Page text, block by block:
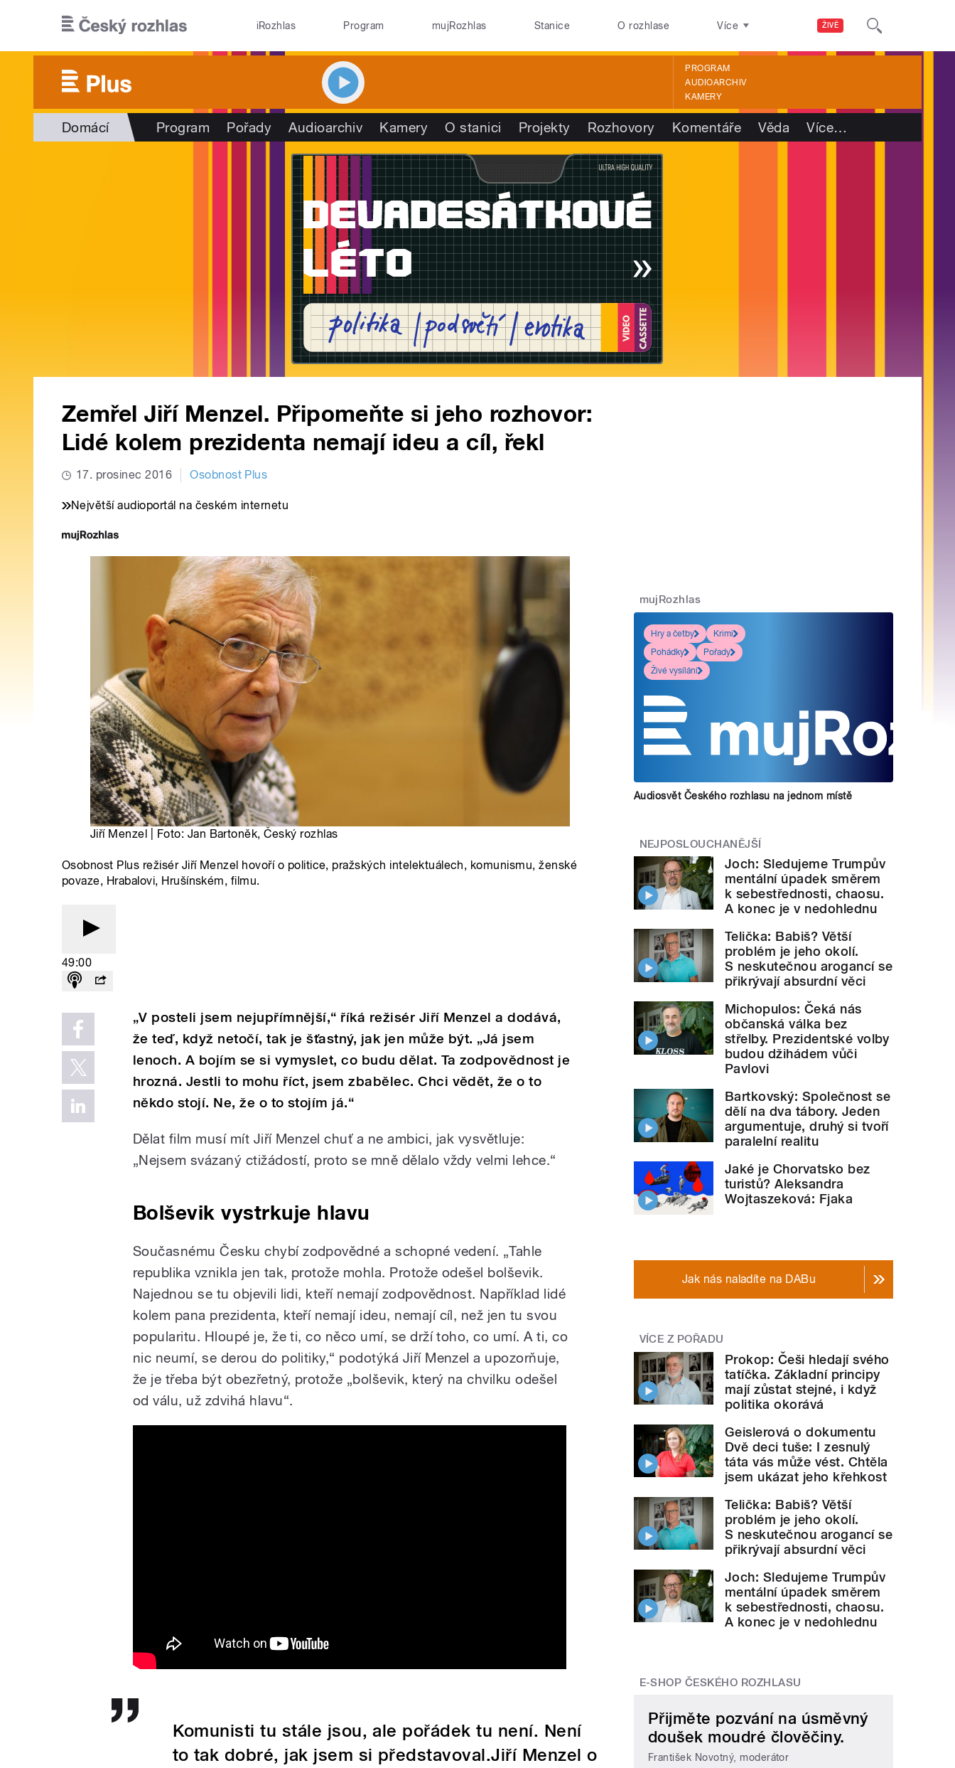
ŽIVĚ
iRozhlas Program mujRozhlas Stanice O rozhlase Více
PROGRAM
AUDIOARCHIV
KAMERY
Domácí Program Pořady Audioarchiv Kamery O stanici Projekty Rozhovory Komentáře Věda Více…
Zemřel Jiří Menzel. Připomeňte si jeho rozhovor:
Lidé kolem prezidenta nemají ideu a cíl, řekl
17. prosinec 2016 Osobnost Plus
Největší audioportál na českém internetu
Jiří Menzel | Foto: Jan Bartoněk, Český rozhlas
Osobnost Plus režisér Jiří Menzel hovoří o politice, pražských intelektuálech, komunismu, ženské
povaze, Hrabalovi, Hrušínském, filmu.
49:00
„V posteli jsem nejupřímnější,“ říká režisér Jiří Menzel a dodává,
že teď, když netočí, tak je šťastný, jak jen může být. „Já jsem
lenoch. A bojím se si vymyslet, co budu dělat. Ta zodpovědnost je
hrozná. Jestli to mohu říct, jsem zbabělec. Chci vědět, že o to
někdo stojí. Ne, že o to stojím já.“
Dělat film musí mít Jiří Menzel chuť a ne ambici, jak vysvětluje:
„Nejsem svázaný ctižádostí, proto se mně dělalo vždy velmi lehce.“
Bolševik vystrkuje hlavu
Současnému Česku chybí zodpovědné a schopné vedení. „Tahle
republika vznikla jen tak, protože mohla. Protože odešel bolševik.
Najednou se tu objevili lidi, kteří nemají zodpovědnost. Například lidé
kolem pana prezidenta, kteří nemají ideu, nemají cíl, než jen tu svou
popularitu. Hloupé je, že ti, co něco umí, se drží toho, co umí. A ti, co
nic neumí, se derou do politiky,“ podotýká Jiří Menzel a upozorňuje,
že je třeba být obezřetný, protože „bolševik, který na chvilku odešel
od válu, už zdvihá hlavu“.
Komunisti tu stále jsou, ale pořádek tu není. Není
to tak dobré, jak jsem si představoval.Jiří Menzel o
mujRozhlas
Hry a četby
Krimi
Pohádky
Pořady
Živé vysílání
Audiosvět Českého rozhlasu na jednom místě
NEJPOSLOUCHANĚJŠÍ
Joch: Sledujeme Trumpův
mentální úpadek směrem
k sebestřednosti, chaosu.
A konec je v nedohlednu
Telička: Babiš? Větší
problém je jeho okolí.
S neskutečnou arogancí se
přikrývají absurdní věci
Michopulos: Čeká nás
občanská válka bez
střelby. Prezidentské volby
budou džihádem vůči
Pavlovi
Bartkovský: Společnost se
dělí na dva tábory. Jeden
argumentuje, druhý si tvoří
paralelní realitu
Jaké je Chorvatsko bez
turistů? Aleksandra
Wojtaszeková: Fjaka
Jak nás naladíte na DABu
VÍCE Z POŘADU
Prokop: Češi hledají svého
tatíčka. Základní principy
mají zůstat stejné, i když
politika okorává
Geislerová o dokumentu
Dvě deci tuše: I zesnulý
táta vás může vést. Chtěla
jsem ukázat jeho křehkost
Telička: Babiš? Větší
problém je jeho okolí.
S neskutečnou arogancí se
přikrývají absurdní věci
Joch: Sledujeme Trumpův
mentální úpadek směrem
k sebestřednosti, chaosu.
A konec je v nedohlednu
E-SHOP ČESKÉHO ROZHLASU
Přijměte pozvání na úsměvný
doušek moudré člověčiny.
František Novotný, moderátor